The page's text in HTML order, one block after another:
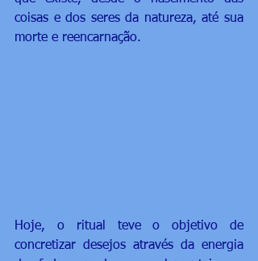
coisas e dos seres da natureza, até sua
morte e reencarnação.
Hoje, o ritual teve o objetivo de
concretizar desejos através da energia